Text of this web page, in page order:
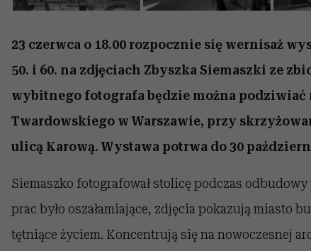
23 czerwca o 18.00 rozpocznie się wernisaż
50. i 60. na zdjęciach Zbyszka Siemaszki ze
wybitnego fotografa będzie można podziwiać
Twardowskiego w Warszawie, przy
ulicą Karową. Wystawa potrwa do 30
Siemaszko fotografował stolicę podczas
prac było oszałamiające, zdjęcia pokazują miasto
tętniące życiem. Koncentrują się na nowoczesnej